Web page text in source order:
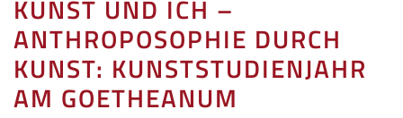
KUNST UND ICH –
ANTHROPOSOPHIE DURCH
KUNST: KUNSTSTUDIENJAHR
AM GOETHEANUM